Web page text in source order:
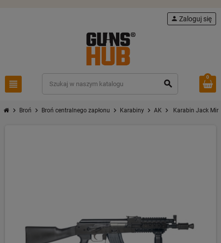
view_headline search
person Zaloguj się
0
chevron_right Broń chevron_right Broń centralnego zapłonu chevron_right Karabiny chevron_right AK chevron_right Karabin Jack